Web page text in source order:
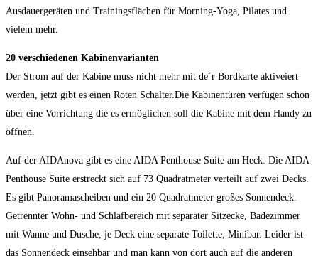
Ausdauergeräten und Trainingsflächen für Morning-Yoga, Pilates und
vielem mehr.
20 verschiedenen Kabinenvarianten
Der Strom auf der Kabine muss nicht mehr mit de´r Bordkarte aktiveiert
werden, jetzt gibt es einen Roten Schalter.Die Kabinentüren verfügen schon
über eine Vorrichtung die es ermöglichen soll die Kabine mit dem Handy zu
öffnen.
Auf der AIDAnova gibt es eine AIDA Penthouse Suite am Heck. Die AIDA
Penthouse Suite erstreckt sich auf 73 Quadratmeter verteilt auf zwei Decks.
Es gibt Panoramascheiben und ein 20 Quadratmeter großes Sonnendeck.
Getrennter Wohn- und Schlafbereich mit separater Sitzecke, Badezimmer
mit Wanne und Dusche, je Deck eine separate Toilette, Minibar. Leider ist
das Sonnendeck einsehbar und man kann von dort auch auf die anderen